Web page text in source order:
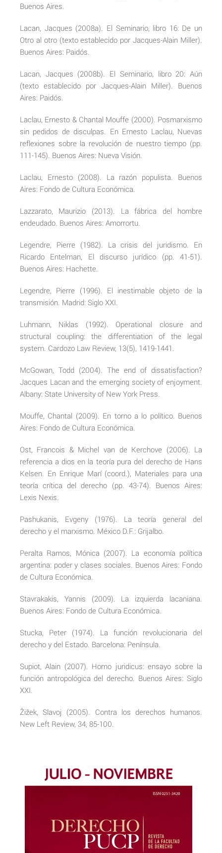
Buenos Aires.
Lacan, Jacques (2008a). El Seminario, libro 16: De un
Otro al otro (texto establecido por Jacques-Alain Miller).
Buenos Aires: Paidós.
Lacan, Jacques (2008b). El Seminario, libro 20: Aún
(texto establecido por Jacques-Alain Miller). Buenos
Aires: Paidós.
Laclau, Ernesto & Chantal Mouffe (2000). Posmarxismo
sin pedidos de disculpas. En Ernesto Laclau, Nuevas
reflexiones sobre la revolución de nuestro tiempo (pp.
111-145). Buenos Aires: Nueva Visión.
Laclau, Ernesto (2008). La razón populista. Buenos
Aires: Fondo de Cultura Económica.
Lazzarato, Maurizio (2013). La fábrica del hombre
endeudado. Buenos Aires: Amorrortu.
Legendre, Pierre (1982). La crisis del juridismo. En
Ricardo Entelman, El discurso jurídico (pp. 41-51).
Buenos Aires: Hachette.
Legendre, Pierre (1996). El inestimable objeto de la
transmisión. Madrid: Siglo XXI.
Luhmann, Niklas (1992). Operational closure and
structural coupling: the differentiation of the legal
system. Cardozo Law Review, 13(5), 1419-1441.
McGowan, Todd (2004). The end of dissatisfaction?
Jacques Lacan and the emerging society of enjoyment.
Albany: State University of New York Press.
Mouffe, Chantal (2009). En torno a lo político. Buenos
Aires: Fondo de Cultura Económica.
Ost, Francois & Michel van de Kerchove (2006). La
referencia a dios en la teoría pura del derecho de Hans
Kelsen. En Enrique Marí (coord.), Materiales para una
teoría crítica del derecho (pp. 43-74). Buenos Aires:
Lexis Nexis.
Pashukanis, Evgeny (1976). La teoría general del
derecho y el marxismo. México D.F.: Grijalbo.
Peralta Ramos, Mónica (2007). La economía política
argentina: poder y clases sociales. Buenos Aires: Fondo
de Cultura Económica.
Stavrakakis, Yannis (2009). La izquierda lacaniana.
Buenos Aires: Fondo de Cultura Económica.
Stucka, Peter (1974). La función revolucionaria del
derecho y del Estado. Barcelona: Península.
Supiot, Alain (2007). Homo juridicus: ensayo sobre la
función antropológica del derecho. Buenos Aires: Siglo
XXI.
Žižek, Slavoj (2005). Contra los derechos humanos.
New Left Review, 34, 85-100.